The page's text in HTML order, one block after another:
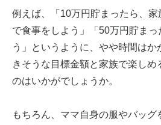
例えば、「10万円貯まったら、
で食事をしよう」「50万円貯まっ
う」というように、やや時間は
きそうな目標金額と家族で楽しめ
のはいかがでしょうか。
もちろん、ママ自身の服やバッグ